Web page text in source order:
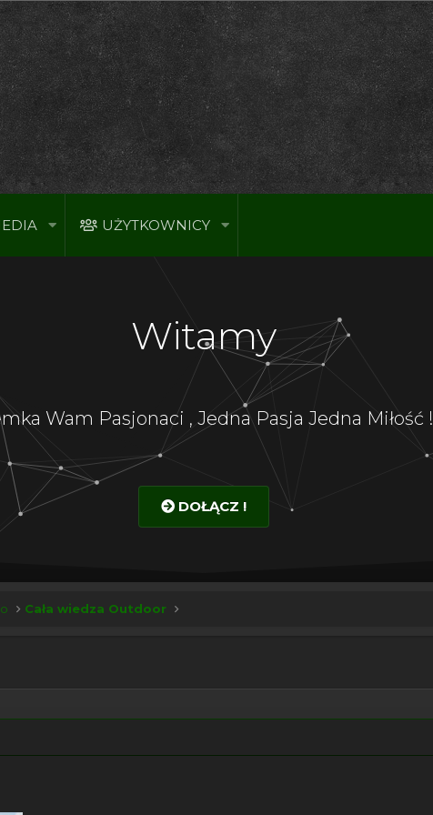
UŻYTKOWNICY
Witamy
Wam Pasjonaci , Jedna Pasja Jedna Miłość !
DOŁĄCZ !
Cała wiedza Outdoor